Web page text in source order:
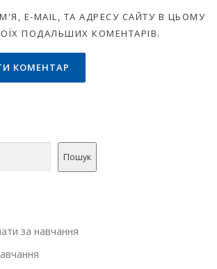
E-MAIL, ТА АДРЕСУ САЙТУ В ЦЬОМУ
ПОДАЛЬШИХ КОМЕНТАРІВ.
Пошук
за навчання